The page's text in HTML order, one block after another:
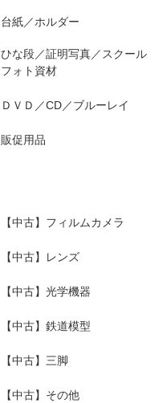
台紙／ホルダー
ひな段／証明写真／スクール
フォト資材
ＤＶＤ／CD／ブルーレイ
販促用品
【中古】フィルムカメラ
【中古】レンズ
【中古】光学機器
【中古】鉄道模型
【中古】三脚
【中古】その他